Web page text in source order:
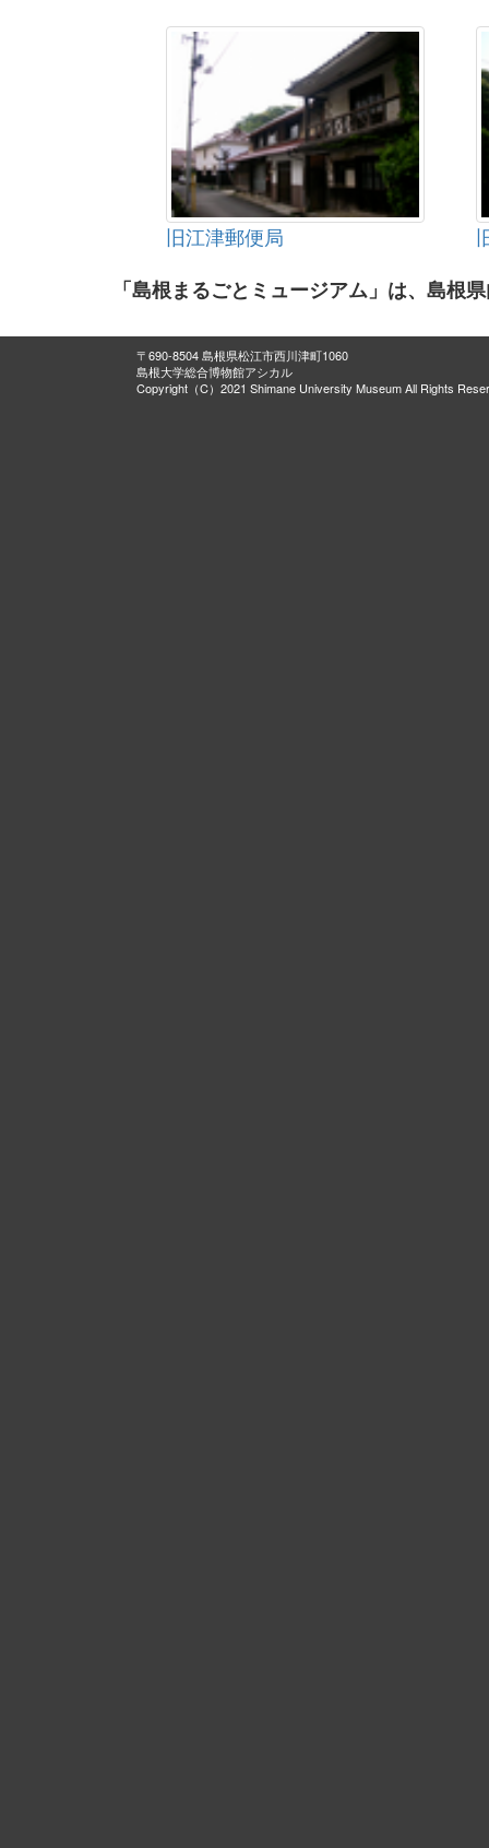
旧江津郵便局
「島根まるごとミュージアム」は、島根
〒690-8504 島根県松江市西川津町1060
島根大学総合博物館アシカル
Copyright（C）2021 Shimane University Museum All Rights